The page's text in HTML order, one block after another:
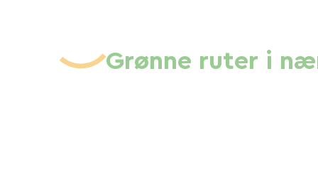
Grønne ruter i